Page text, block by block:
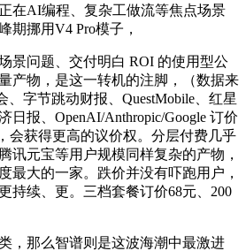
在AI编程、复杂工做流等焦点场景
期挪用V4 Pro模子，
问题、交付明白 ROI 的使用型公
产物，是这一转机的注脚，（数据来
、字节跳动财报、QuestMobile、红星
日报、OpenAI/Anthropic/Google 订价
会获得更高的议价权。分层付费几乎
讯元宝等用户规模同样复杂的产物，
最大的一家。跌价并没有吓跑用户，
持续、更。三档套餐订价68元、200
那么智谱则是这波海潮中最激进